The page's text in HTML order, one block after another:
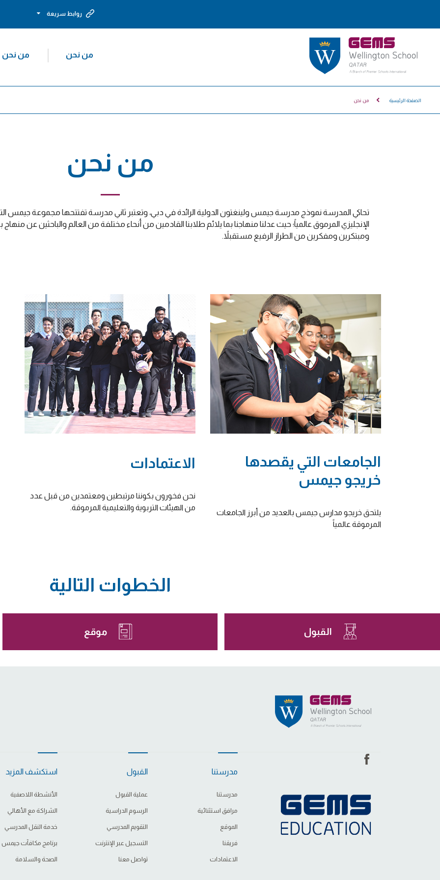
روابط سريعة
من نحن من نحن
الصفحة الرئيسية من نحن
من نحن
تحاكي المدرسة نموذج مدرسة جيمس ولينغتون الدولية الرائدة في دبي، وتعتبر ثاني مدرسة تفتتحها مجموعة جيمس
الإنجليزي المرموق عالمياً؛ حيث عدلنا منهاجنا بما يلائم طلابنا القادمين من أنحاء مختلفة من العالم والباحثين عن
ومبتكرين ومفكرين من الطراز الرفيع مستقبلاً.
الجامعات التي يقصدها
خريجو جيمس
يلتحق خريجو مدارس جيمس بالعديد من أبرز الجامعات
المرموقة عالمياً
الاعتمادات
نحن فخورون بكوننا مرتبطين ومعتمدين من قبل عدد
من الهيئات التربوية والتعليمية المرموقة.
الخطوات التالية
القبول موقع
مدرستنا
مدرستنا
مرافق استثنائية
الموقع
فريقنا
الاعتمادات
القبول
عملية القبول
الرسوم الدراسية
التقويم المدرسي
التسجيل عبر الإنترنت
تواصل معنا
استكشف المزيد
الأنشطة اللاصفية
الشراكة مع الأهالي
خدمة النقل المدرسي
برنامج مكافآت جيمس
الصحة والسلامة